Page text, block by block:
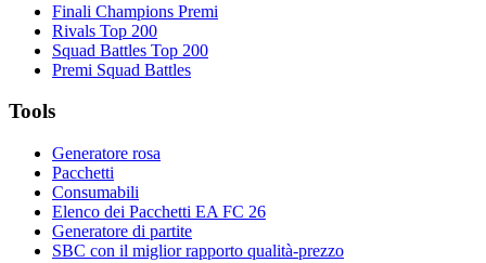
Finali Champions Premi
Rivals Top 200
Squad Battles Top 200
Premi Squad Battles
Tools
Generatore rosa
Pacchetti
Consumabili
Elenco dei Pacchetti EA FC 26
Generatore di partite
SBC con il miglior rapporto qualità-prezzo